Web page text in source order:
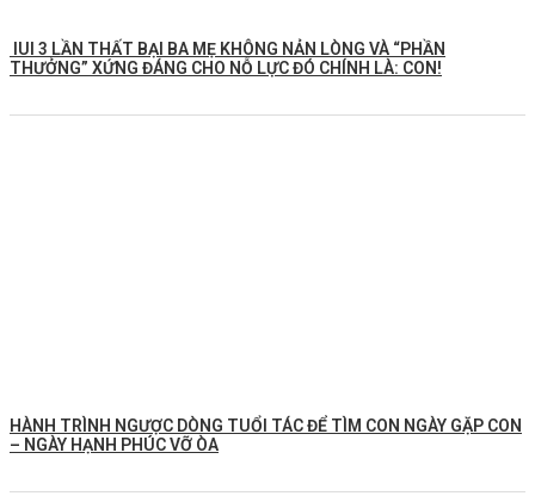
IUI 3 LẦN THẤT BẠI BA MẸ KHÔNG NẢN LÒNG VÀ “PHẦN
THƯỞNG” XỨNG ĐÁNG CHO NỖ LỰC ĐÓ CHÍNH LÀ: CON!
HÀNH TRÌNH NGƯỢC DÒNG TUỔI TÁC ĐỂ TÌM CON NGÀY GẶP CON
– NGÀY HẠNH PHÚC VỠ ÒA